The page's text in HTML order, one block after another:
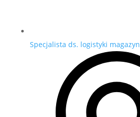
Specjalista ds. logistyki